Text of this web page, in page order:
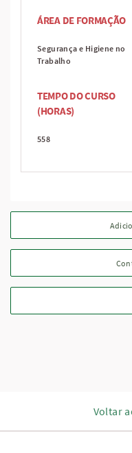
ÁREA DE FORMAÇÃO
Segurança e Higiene no
Trabalho
TEMPO DO CURSO
(HORAS)
558
Voltar